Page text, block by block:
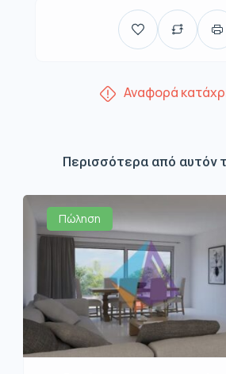
Αναφορά
Περισσότερα από αυτόν
Πώληση